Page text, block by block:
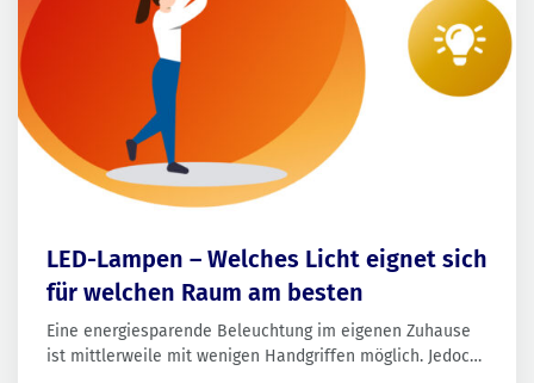
LED-Lampen – Welches Licht eignet sich
für welchen Raum am besten
Eine energiesparende Beleuchtung im eigenen Zuhause
ist mittlerweile mit wenigen Handgriffen möglich. Jedoch